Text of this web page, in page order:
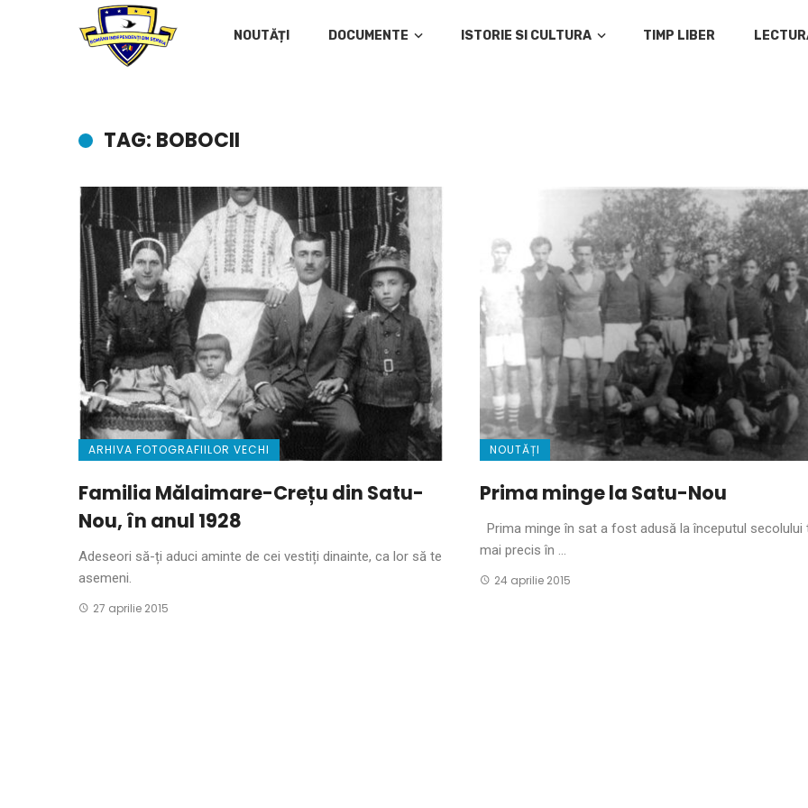
NOUTĂȚI DOCUMENTE ISTORIE SI CULTURA TIMP LIBER
TAG: BOBOCII
ARHIVA FOTOGRAFIILOR VECHI
Familia Mălaimare-Crețu din Satu-
Nou, în anul 1928
Adeseori să-ți aduci aminte de cei vestiți dinainte, ca lor să te
asemeni.
27 aprilie 2015
NOUTĂȚI
Prima minge la Satu-Nou
Prima minge în sat a fost adusă la începutul secolului
mai precis în ...
24 aprilie 2015